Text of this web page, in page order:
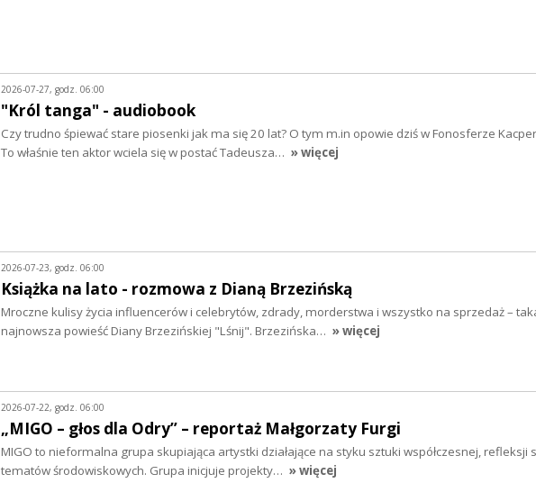
2026-07-27, godz. 06:00
"Król tanga" - audiobook
Czy trudno śpiewać stare piosenki jak ma się 20 lat? O tym m.in opowie dziś w Fonosferze
To właśnie ten aktor wciela się w postać Tadeusza… » więcej
2026-07-23, godz. 06:00
Książka na lato - rozmowa z Dianą Brzezińską
Mroczne kulisy życia influencerów i celebrytów, zdrady, morderstwa i wszystko na sprzedaż –
najnowsza powieść Diany Brzezińskiej "Lśnij". Brzezińska… » więcej
2026-07-22, godz. 06:00
„MIGO – głos dla Odry” – reportaż Małgorzaty Furgi
MIGO to nieformalna grupa skupiająca artystki działające na styku sztuki współczesnej, refleksji
tematów środowiskowych. Grupa inicjuje projekty… » więcej